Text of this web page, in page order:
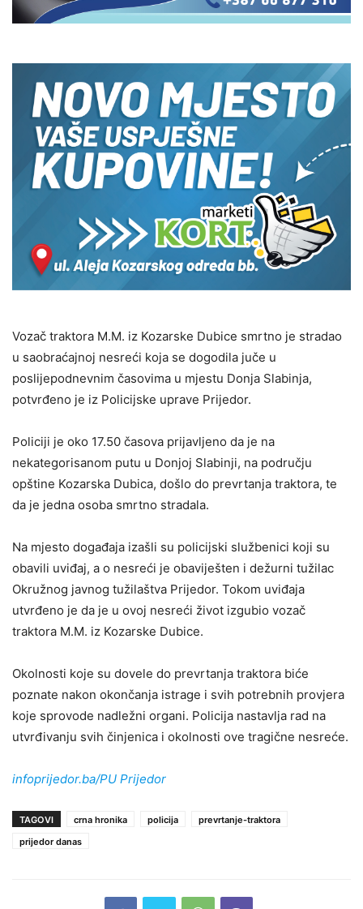
Vozač traktora M.M. iz Kozarske Dubice smrtno je stradao
u saobraćajnoj nesreći koja se dogodila juče u
poslijepodnevnim časovima u mjestu Donja Slabinja,
potvrđeno je iz Policijske uprave Prijedor.
Policiji je oko 17.50 časova prijavljeno da je na
nekategorisanom putu u Donjoj Slabinji, na području
opštine Kozarska Dubica, došlo do prevrtanja traktora, te
da je jedna osoba smrtno stradala.
Na mjesto događaja izašli su policijski službenici koji su
obavili uviđaj, a o nesreći je obaviješten i dežurni tužilac
Okružnog javnog tužilaštva Prijedor. Tokom uviđaja
utvrđeno je da je u ovoj nesreći život izgubio vozač
traktora M.M. iz Kozarske Dubice.
Okolnosti koje su dovele do prevrtanja traktora biće
poznate nakon okončanja istrage i svih potrebnih provjera
koje sprovode nadležni organi. Policija nastavlja rad na
utvrđivanju svih činjenica i okolnosti ove tragične nesreće.
infoprijedor.ba/PU Prijedor
TAGOVI crna hronika policija
prevrtanje-traktora
prijedor danas